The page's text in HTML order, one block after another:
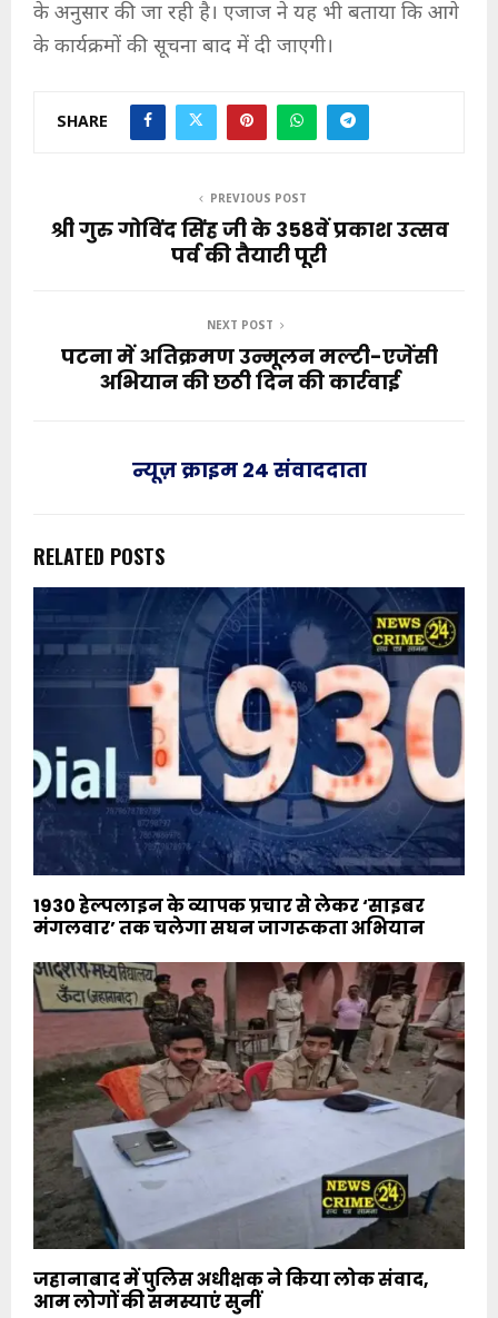
के अनुसार की जा रही है। एजाज ने यह भी बताया कि आगे
के कार्यक्रमों की सूचना बाद में दी जाएगी।
SHARE
PREVIOUS POST
श्री गुरु गोविंद सिंह जी के 358वें प्रकाश उत्सव
पर्व की तैयारी पूरी
NEXT POST
पटना में अतिक्रमण उन्मूलन मल्टी-एजेंसी
अभियान की छठी दिन की कार्रवाई
न्यूज़ क्राइम 24 संवाददाता
RELATED POSTS
1930 हेल्पलाइन के व्यापक प्रचार से लेकर ‘साइबर
मंगलवार’ तक चलेगा सघन जागरूकता अभियान
जहानाबाद में पुलिस अधीक्षक ने किया लोक संवाद,
आम लोगों की समस्याएं सुनीं